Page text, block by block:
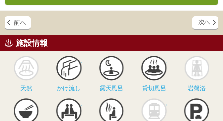
施設情報
天然
かけ流し
かけ流し
露天風呂
露天風呂
貸切風呂
貸切風呂 岩盤浴
サウナ